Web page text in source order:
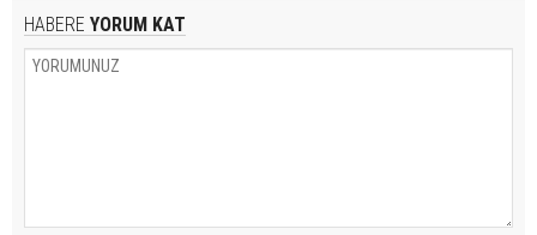
HABERE YORUM KAT